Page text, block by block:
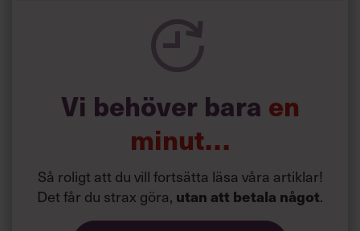
”Varför har det stuckit iväg? Varför blir det konflikter. Se
tidiga signaler – och agera på dem! Samtala!” är Malin
Vi behöver bara en
minut…
Så roligt att du vill fortsätta läsa våra artiklar!
Det får du strax göra, utan att betala något.